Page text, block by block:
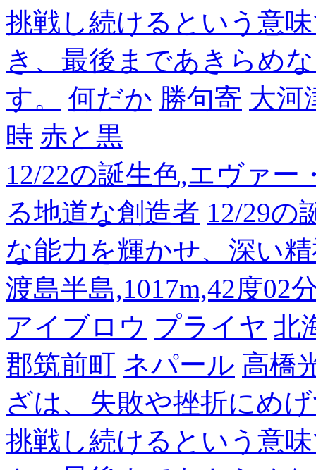
挑戦し続けるという意
き、最後まであきらめ
す。
何だか 勝句寄 大河
時 赤と黒
12/22の誕生色,エヴァ
る地道な創造者 12/29の
な能力を輝かせ、深い
渡島半島,1017m,42度02
アイブロウ プライヤ 北
郡筑前町 ネパール 高橋
ざは、失敗や挫折にめ
挑戦し続けるという意